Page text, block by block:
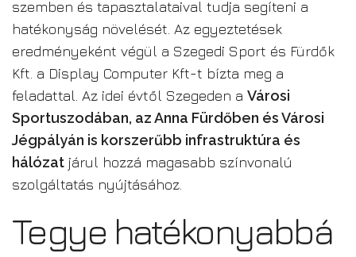
szemben és tapasztalataival tudja segíteni a
hatékonyság növelését. Az egyeztetések
eredményeként végül a Szegedi Sport és Fürdők
Kft. a Display Computer Kft-t bízta meg a
feladattal. Az idei évtől Szegeden a Városi
Sportuszodában, az Anna Fürdőben és Városi
Jégpályán is korszerűbb infrastruktúra és
hálózat járul hozzá magasabb színvonalú
szolgáltatás nyújtásához.
Tegye hatékonyabbá